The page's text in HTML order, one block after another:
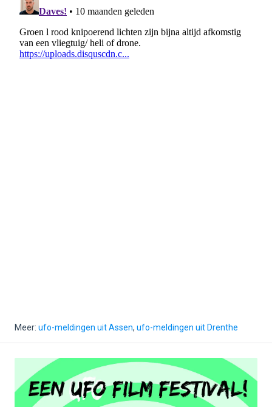
Meer: ufo-meldingen uit Assen, ufo-meldingen uit Drenthe